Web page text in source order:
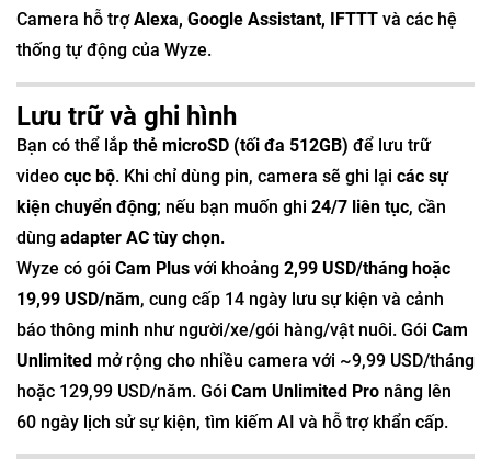
Camera hỗ trợAlexa, Google Assistant, IFTTT và các hệ
thống tự động của Wyze.
Lưu trữ và ghi hình
Bạn có thể lắp thẻ microSD (tối đa 512GB) để lưu trữ
video cục bộ. Khi chỉ dùng pin, camera sẽ ghi lại các sự
kiện chuyển động; nếu bạn muốn ghi 24/7 liên tục, cần
dùng adapter AC tùy chọn.
Wyze có gói Cam Plus với khoảng 2,99 USD/tháng hoặc
19,99 USD/năm, cung cấp 14 ngày lưu sự kiện và cảnh
báo thông minh như người/xe/gói hàng/vật nuôi. Gói Cam
Unlimited mở rộng cho nhiều camera với ~9,99 USD/tháng
hoặc 129,99 USD/năm. Gói Cam Unlimited Pro nâng lên
60 ngày lịch sử sự kiện, tìm kiếm AI và hỗ trợ khẩn cấp.